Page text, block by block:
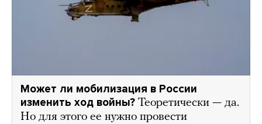
Может ли мобилизация в России
изменить ход войны? Теоретически — да.
Но для этого ее нужно провести